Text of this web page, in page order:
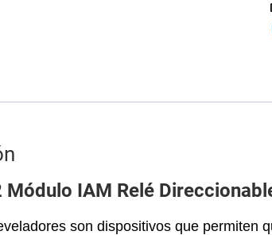
IAM Relé
son dispositivos que permiten